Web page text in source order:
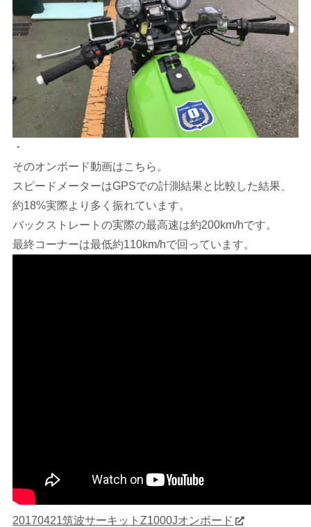
・
そのオンボード動画はこちら。
スピードメーターはGPSでの計測結果と比較した結果、
約18%実際より多く振れています。
バックストレートの実際の最高速は約200km/hです。
最終コーナーは最低約110km/hで回っています。
20170421筑波サーキットZ1000Jオンボード